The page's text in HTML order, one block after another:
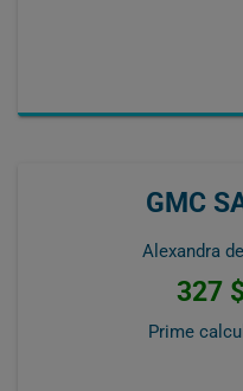
GMC
Alexandra
327
Prime